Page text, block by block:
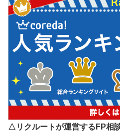
△リクルートが運営するFP相